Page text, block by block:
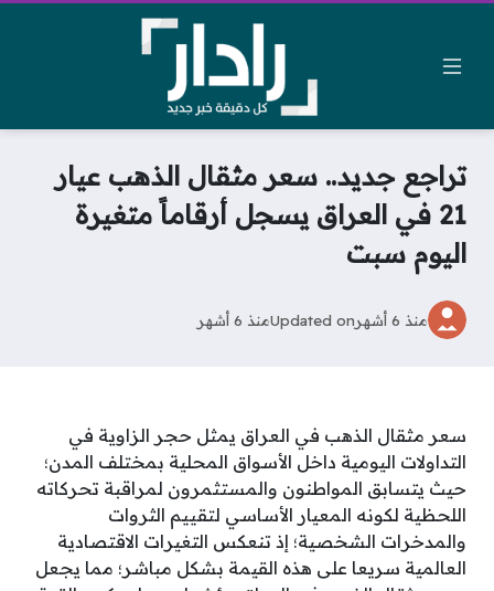
تراجع جديد.. سعر مثقال الذهب عيار
21 في العراق يسجل أرقاماً متغيرة
اليوم سبت
منذ 6 أشهر Updated onمنذ 6 أشهر
سعر مثقال الذهب في العراق يمثل حجر الزاوية في
التداولات اليومية داخل الأسواق المحلية بمختلف المدن؛
حيث يتسابق المواطنون والمستثمرون لمراقبة تحركاته
اللحظية لكونه المعيار الأساسي لتقييم الثروات
والمدخرات الشخصية؛ إذ تنعكس التغيرات الاقتصادية
العالمية سريعا على هذه القيمة بشكل مباشر؛ مما يجعل